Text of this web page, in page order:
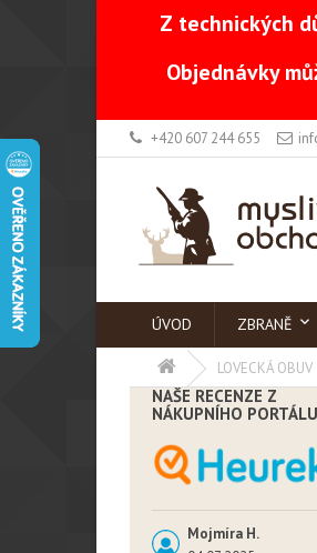
Z technických
Objednávky
+420 607 244 655
ÚVOD ZBRANĚ
LOVECKÁ OBUV
NAŠE RECENZE Z
NÁKUPNÍHO PORTÁLU
Mojmíra H.